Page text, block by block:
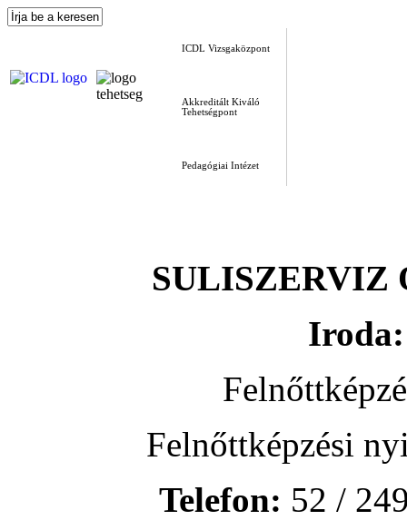
ICDL Vizsgaközpont
Akkreditált Kiváló
Tehetségpont
Pedagógiai Intézet
SULISZERVIZ
Iroda:
Felnőttképzési
Telefon: 52 /